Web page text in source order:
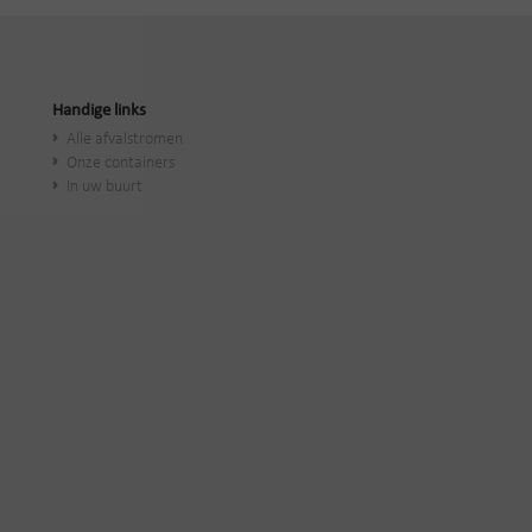
Handige links
Alle afvalstromen
Onze containers
In uw buurt